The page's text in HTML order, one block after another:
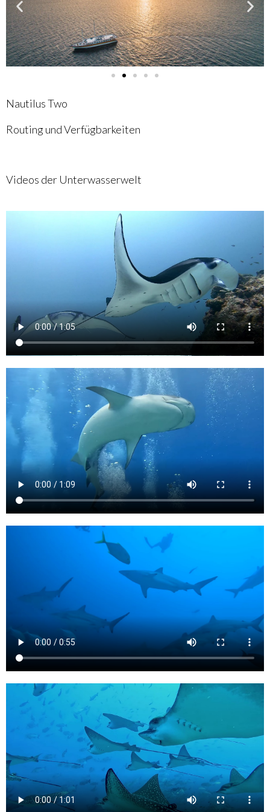
l
e
n
Nautilus Two
Routing und Verfügbarkeiten
Videos der Unterwasserwelt